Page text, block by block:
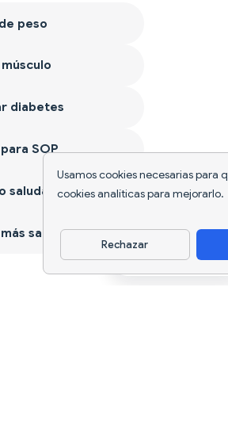
Usamos cookies necesarias para
cookies analíticas para mejorarlo.
Rechazar
Descargar
peso
diabetes
SOP
saludable
sano